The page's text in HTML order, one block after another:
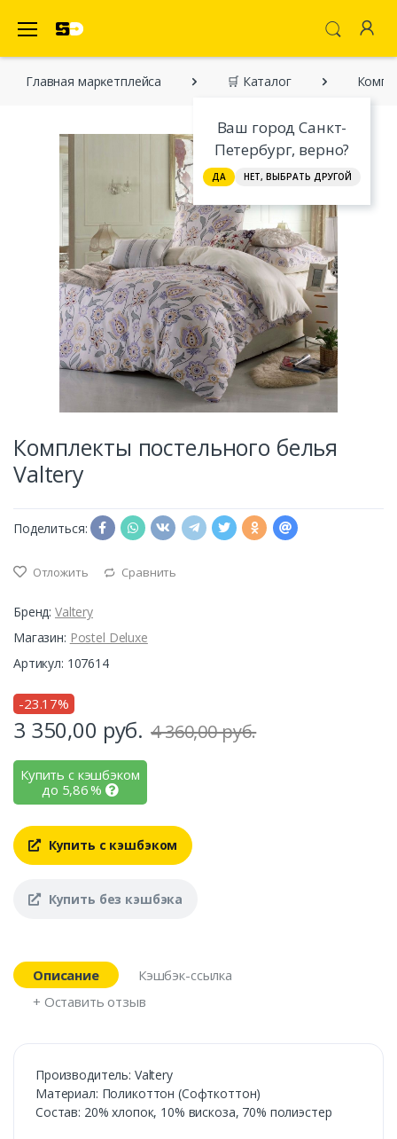
Ваш город Санкт-
Петербург, верно?
ДА НЕТ, ВЫБРАТЬ ДРУГОЙ
Главная марĸетплейса 🛒 Каталог
Комплекты постельного белья
Valtery
Поделиться:
Отложить Сравнить
Бренд: Valtery
Магазин: Postel Deluxe
Артикул: 107614
-23.17%
3 350,00 руб. 4 360,00 руб.
Купить с кэшбэком
до 5,86%
Купить с кэшбэком
Купить без кэшбэка
Описание
Кэшбэк-ссылка
+ Оставить отзыв
Производитель: Valtery
Материал: Поликоттон (Софткоттон)
Состав: 20% хлопок, 10% вискоза, 70% полиэстер